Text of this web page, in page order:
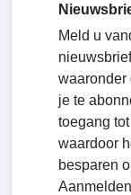
Meld u
waaronder
je te
toegang
waardoor
besparen